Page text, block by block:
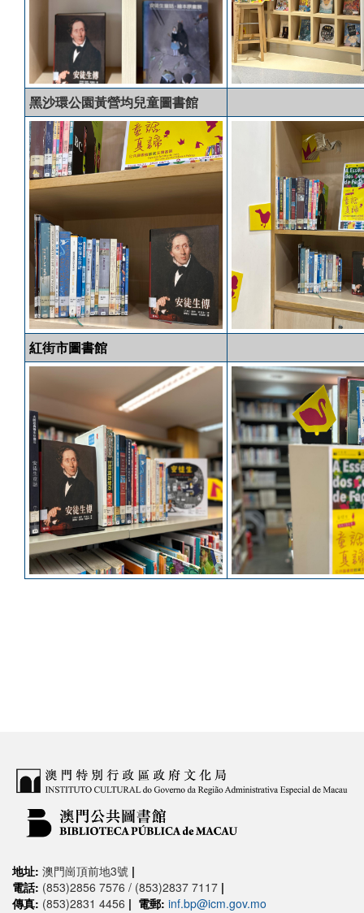
黑沙環公園黃營均兒童圖書館
紅街市圖書館
地址: 澳門崗頂前地3號 |
電話: (853)2856 7576 / (853)2837 7117 |
傳真: (853)2831 4456 | 電郵: inf.bp@icm.gov.mo